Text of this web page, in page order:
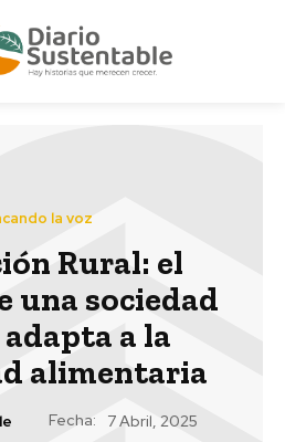
la voz
Rural: el
una sociedad
adapta a la
alimentaria
Fecha: 7 Abril, 2025